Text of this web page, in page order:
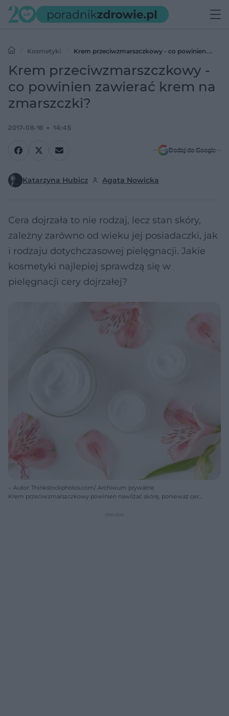
Kosmetyki
Krem przeciwzmarszczkowy - co powinien
zawierać krem na zmarszczki?
Krem przeciwzmarszczkowy -
co powinien zawierać krem na
zmarszczki?
2017-08-16 14:45
Dodaj do Google
Katarzyna Hubicz Agata Nowicka
Cera dojrzała to nie rodzaj, lecz stan skóry,
zależny zarówno od wieku jej posiadaczki, jak
i rodzaju dotychczasowej pielęgnacji. Jakie
kosmetyki najlepiej sprawdzą się w
pielęgnacji cery dojrzałej?
Autor: Thinkstockphotos.com/ Archiwum prywatne
Krem przeciwzmarszczkowy powinien nawilżać skórę, ponieważ cera